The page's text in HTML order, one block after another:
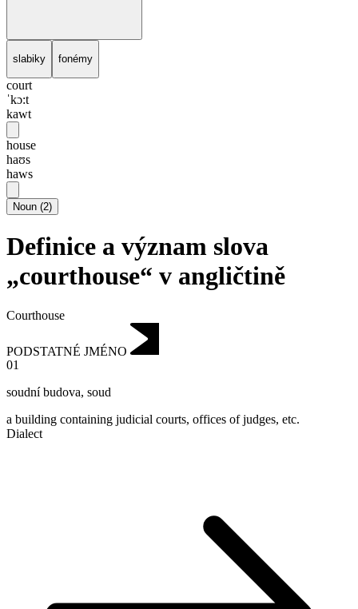
slabiky fonémy
court
ˈkɔ:t
kawt
house
haʊs
haws
Noun (2)
Definice a význam slova
„courthouse“ v angličtině
Courthouse
PODSTATNÉ JMÉNO
01
soudní budova, soud
a building containing judicial courts, offices of judges, etc.
Dialect